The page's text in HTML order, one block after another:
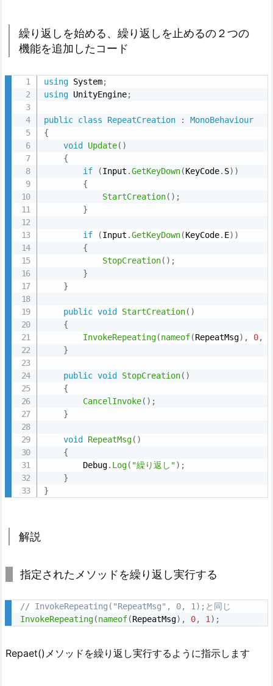
を
始
る、
り
を
止
２
機
能
し
ー
ド
説
考
1.
ろ
い
な
繰り返しを始める、繰り返しを止めるの２つの
機能を追加したコード
using System;
using UnityEngine;
public class RepeatCreation :
MonoBehaviour
{
void
Update( )
{
if
(Input .GetKeyDown(KeyCode. S) )
{
StartCreation( ) ;
}
if (Input .GetKeyDown(KeyCode. E) )
{
StopCreation( ) ;
}
}
public void StartCreation( )
{
InvokeRepeating(nameof(RepeatMsg) , 0,
}
public void StopCreation( )
{
CancelInvoke( ) ;
}
void RepeatMsg( )
{
        Debug
. Log( "繰り返し") ;
}
}
解説
指定されたメソッドを繰り返し実行する
// InvokeRepeating("RepeatMsg", 0, 1);と同じ
InvokeRepeating(nameof(RepeatMsg) , 0, 1) ;
Repaet()メソッドを繰り返し実行するように指示します